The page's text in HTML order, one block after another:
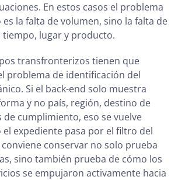
En estos casos el problema
es la falta de volumen, sino la falta de
lugar y producto.
transfronterizos tienen que
problema de identificación del
Si el back-end solo muestra
y no país, región, destino de
cumplimiento, eso se vuelve
expediente pasa por el filtro del
conservar no solo prueba
sino también prueba de cómo los
se empujaron activamente hacia